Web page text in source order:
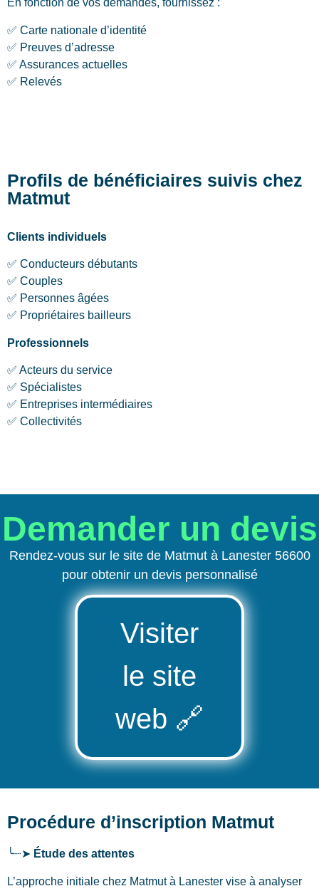
En fonction de vos demandes, fournissez :
✅ Carte nationale d’identité
✅ Preuves d’adresse
✅ Assurances actuelles
✅ Relevés
Profils de bénéficiaires suivis chez
Matmut
Clients individuels
✅ Conducteurs débutants
✅ Couples
✅ Personnes âgées
✅ Propriétaires bailleurs
Professionnels
✅ Acteurs du service
✅ Spécialistes
✅ Entreprises intermédiaires
✅ Collectivités
Demander un devis
Rendez-vous sur le site de Matmut à Lanester 56600
pour obtenir un devis personnalisé
Visiter
le site
web 🔗
Procédure d’inscription Matmut
╰┈➤ Étude des attentes
L’approche initiale chez Matmutà Lanester vise à analyser